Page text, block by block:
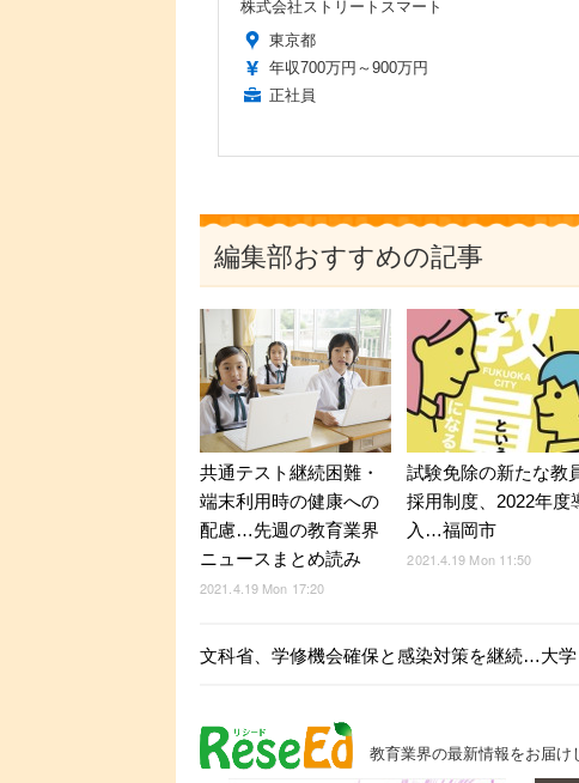
株式会社ストリートスマート
東京都
年収700万円～900万円
正社員
編集部おすすめの記事
共通テスト継続困難・
端末利用時の健康への
配慮…先週の教育業界
ニュースまとめ読み
2021.4.19 Mon 17:20
試験免除の新たな教
採用制度、2022年度
入…福岡市
2021.4.19 Mon 11:50
文科省、学修機会確保と感染対策を継続…大
教育業界の最新情報をお届け